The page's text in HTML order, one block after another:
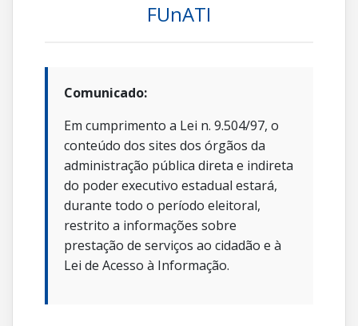
FUnATI
Comunicado:
Em cumprimento a Lei n. 9.504/97, o
conteúdo dos sites dos órgãos da
administração pública direta e indireta
do poder executivo estadual estará,
durante todo o período eleitoral,
restrito a informações sobre
prestação de serviços ao cidadão e à
Lei de Acesso à Informação.